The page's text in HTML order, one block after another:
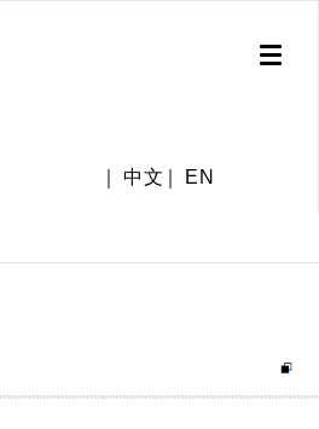
Toggle
中文 EN